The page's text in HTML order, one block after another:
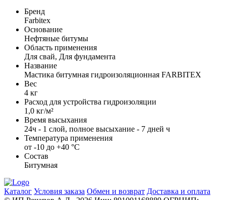
Бренд
Farbitex
Основание
Нефтяные битумы
Область применения
Для свай, Для фундамента
Название
Мастика битумная гидроизоляционная FARBITEX
Вес
4 кг
Расход для устройства гидроизоляции
1,0 кг/м²
Время высыхания
24ч - 1 слой, полное высыхание - 7 дней ч
Температура применения
от -10 до +40 °C
Состав
Битумная
Каталог Условия заказа Обмен и возврат Доставка и оплата